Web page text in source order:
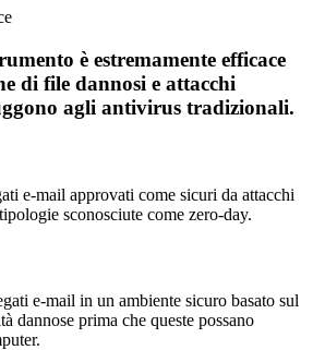
è estremamente efficace
di file dannosi e attacchi
agli antivirus tradizionali.
e-mail approvati come sicuri da attacchi
sconosciute come zero-day.
e-mail in un ambiente sicuro basato sul
dannose prima che queste possano